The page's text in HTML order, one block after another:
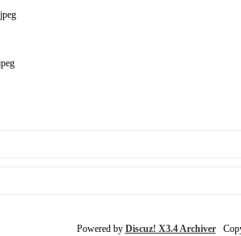
Powered by Discuz! X3.4 Archiver